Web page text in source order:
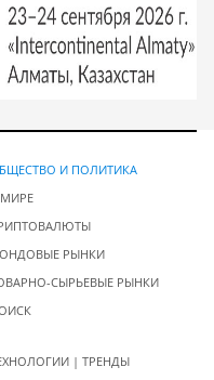
И ПОЛИТИКА
РЫНКИ
СЫРЬЕВЫЕ РЫНКИ
| ТРЕНДЫ